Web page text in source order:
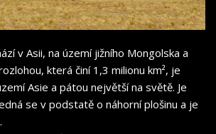
v Asii, na území jižního Mongolska a
která činí 1,3 milionu km², je
Asie a pátou největší na světě. Je
se v podstatě o náhorní plošinu a je